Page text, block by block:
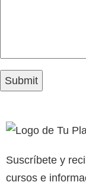
Suscríbete y
cursos e